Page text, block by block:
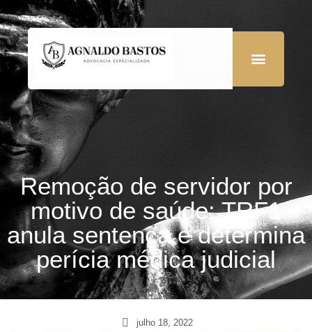
Remoção de servidor por
motivo de saúde: TRF1
anula sentença e determina
perícia médica judicial
julho 18, 2022